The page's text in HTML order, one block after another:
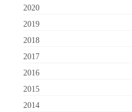
2020
2019
2018
2017
2016
2015
2014